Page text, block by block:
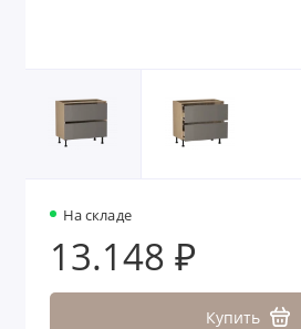
На складе
13.148 ₽
Купить